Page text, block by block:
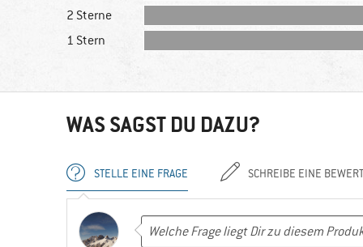
2 Sterne
1 Stern
WAS SAGST DU DAZU?
STELLE EINE FRAGE SCHREIBE EINE